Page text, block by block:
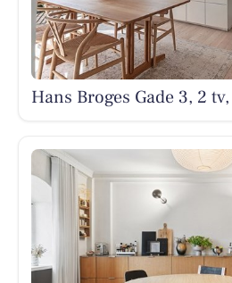
Hans Broges Gade 3, 2